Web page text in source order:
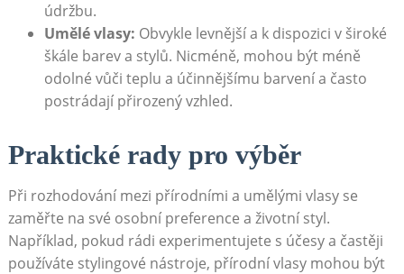
údržbu.
Umělé vlasy: Obvykle levnější a k dispozici v široké
škále barev a stylů. Nicméně, mohou být méně
odolné vůči teplu a účinnějšímu barvení a často
postrádají přirozený vzhled.
Praktické rady pro výběr
Při rozhodování mezi přírodními a umělými vlasy se
zaměřte na své osobní preference a životní styl.
Například, pokud rádi experimentujete s účesy a častěji
používáte stylingové nástroje, přírodní vlasy mohou být